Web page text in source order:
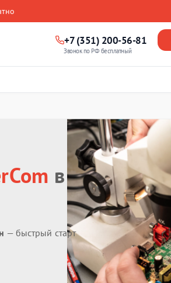
+7 (351) 200-56-81
Звонок по РФ бесплатный
в
— быстрый старт